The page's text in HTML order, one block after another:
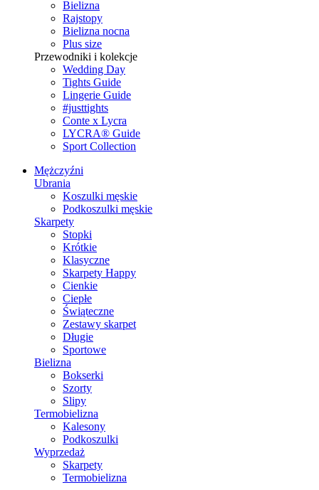
Bielizna
Rajstopy
Bielizna nocna
Plus size
Przewodniki i kolekcje
Wedding Day
Tights Guide
Lingerie Guide
#justtights
Conte x Lycra
LYCRA® Guide
Sport Сollection
Mężczyźni
Ubrania
Koszulki męskie
Podkoszulki męskie
Skarpety
Stopki
Krótkie
Klasyczne
Skarpety Happy
Cienkie
Ciepłe
Świąteczne
Zestawy skarpet
Długie
Sportowe
Bielizna
Bokserki
Szorty
Slipy
Termobielizna
Kalesony
Podkoszulki
Wyprzedaż
Skarpety
Termobielizna